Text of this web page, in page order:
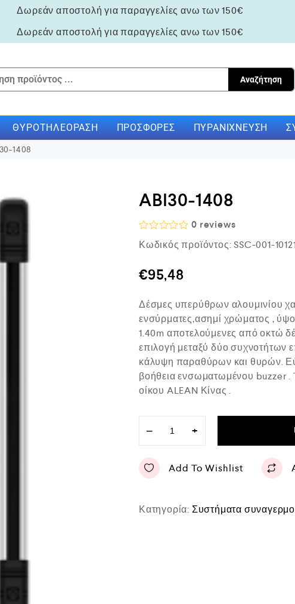
Δωρεάν αποστολή για παραγγελίες ανω των 150€
Δωρεάν αποστολή για παραγγελίες ανω των 150€
Αναζήτηση
ΘΥΡΟΤΗΛΕΌΡΑΣΗ ΠΡΟΣΦΟΡΈΣ ΠΥΡΑΝΊΧΝΕΥΣΗ
1408
ABI30-1408
Β
α
μ
ο
γ
ή
θ
η
κ
ε
μ
ε
α
0 reviews
Κωδικός προϊόντος: SSC-001-
€95,48
Δέσμες υπερύθρων αλουμινίου
ενσύρματες,ασημί χρώματος ,
1.40m αποτελούμενες από οκτώ
επιλογή μεταξύ δύο συχνοτήτων
κάλυψη παραθύρων και θυρών.
βοήθεια ενσωματωμένου buzzer .
οίκου ALEAN Κίνας .
− +
Add To Wishlist
Κατηγορία: Συστήματα